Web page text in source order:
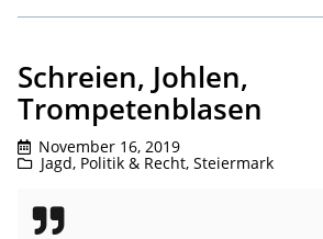
Schreien, Johlen,
Trompetenblasen
November 16, 2019
Jagd, Politik & Recht, Steiermark